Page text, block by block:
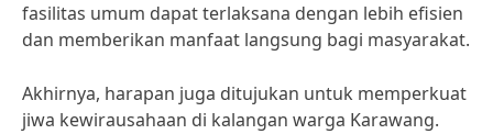
fasilitas umum dapat terlaksana dengan lebih efisien
dan memberikan manfaat langsung bagi masyarakat.
Akhirnya, harapan juga ditujukan untuk memperkuat
jiwa kewirausahaan di kalangan warga Karawang.